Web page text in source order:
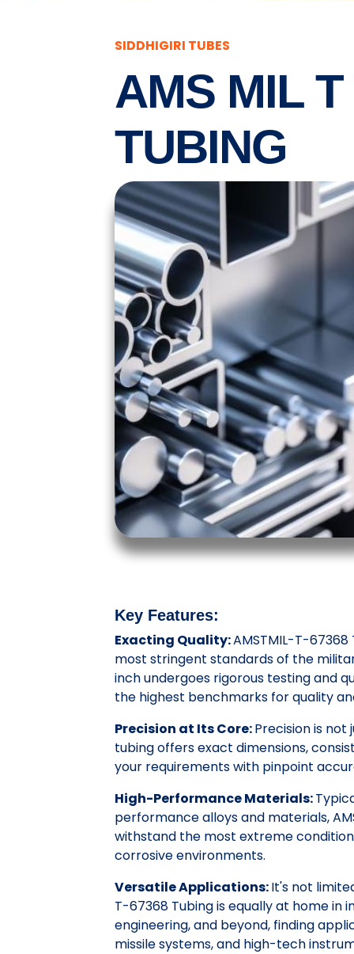
SIDDHIGIRI TUBES
AMS MIL T
TUBING
Key Features:
Exacting Quality:AMSTMIL-T-
most stringent standards of the
inch undergoes rigorous testing and
the highest benchmarks for quality
Precision at Its Core:Precision is not
tubing offers exact dimensions,
your requirements with pinpoint
High-Performance Materials:
performance alloys and materials,
withstand the most extreme
corrosive environments.
Versatile Applications:It's not
T-67368 Tubing is equally at home in
engineering, and beyond, finding
missile systems, and high-tech